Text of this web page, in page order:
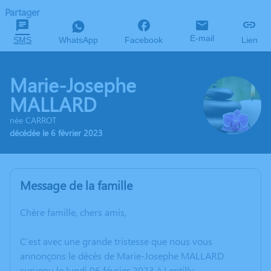
Partager
SMS WhatsApp Facebook E-mail Lien
Marie-Josephe
MALLARD
née CARROT
décédée le 6 février 2023
Message de la famille
Chère famille, chers amis,
C’est avec une grande tristesse que nous vous
annonçons le décès de Marie-Josephe MALLARD